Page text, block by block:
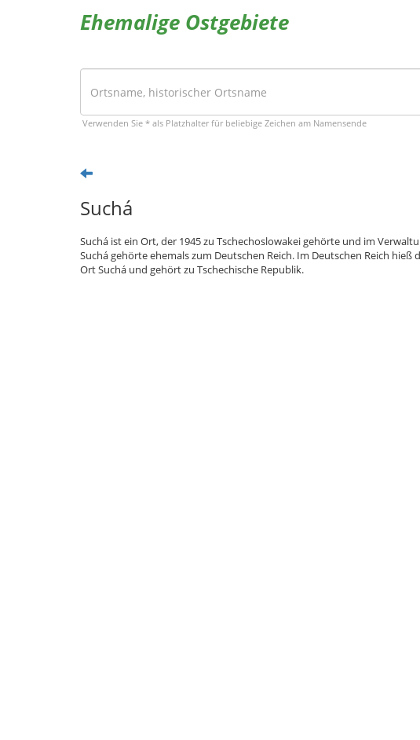
Ehemalige Ostgebiete
Verwenden Sie * als Platzhalter für beliebige Zeichen am Namensende
Suchá
Suchá ist ein Ort, der 1945 zu Tschechoslowakei gehörte und im
Suchá gehörte ehemals zum Deutschen Reich. Im Deutschen Reich
Ort Suchá und gehört zu Tschechische Republik.